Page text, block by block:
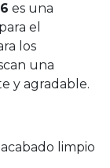
es una
el
los
una
y agradable.
limpio